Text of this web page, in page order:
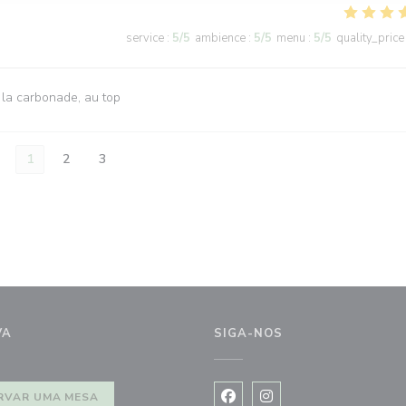
service : 5/5 ambience : 5/5 menu : 5/5 quality_price
carbonade, au top
1 2 3
UMA MESA
SIGA-NOS